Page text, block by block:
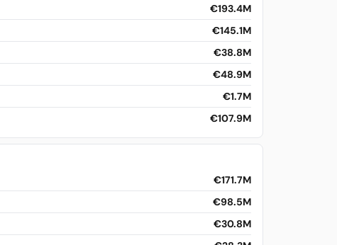
€193.4M
€145.1M
€38.8M
€48.9M
€1.7M
€107.9M
€171.7M
€98.5M
€30.8M